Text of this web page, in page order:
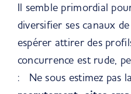
Il semble primordial
diversifier ses canaux
espérer attirer des
concurrence est rude,
: Ne sous estimez pas